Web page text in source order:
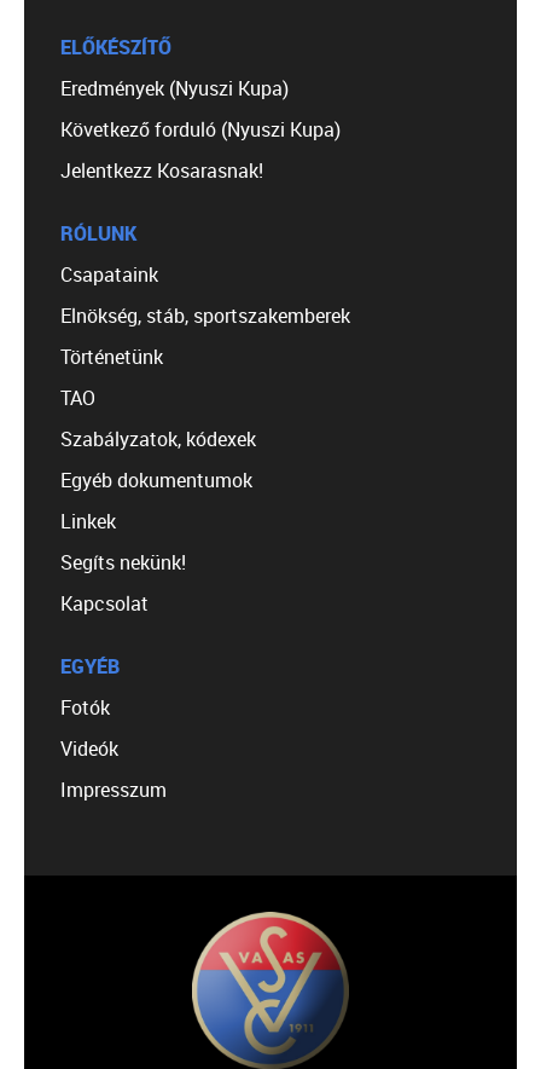
ELŐKÉSZÍTŐ
Eredmények (Nyuszi Kupa)
Következő forduló (Nyuszi Kupa)
Jelentkezz Kosarasnak!
RÓLUNK
Csapataink
Elnökség, stáb, sportszakemberek
Történetünk
TAO
Szabályzatok, kódexek
Egyéb dokumentumok
Linkek
Segíts nekünk!
Kapcsolat
EGYÉB
Fotók
Videók
Impresszum